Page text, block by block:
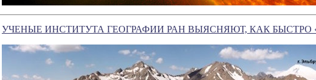
УЧЕНЫЕ ИНСТИТУТА ГЕОГРАФИИ РАН ВЫЯСНЯЮТ, КАК БЫСТРО